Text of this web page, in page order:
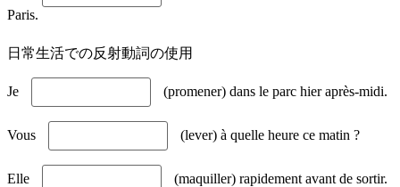
Paris.
日常生活での反射動詞の使用
Je (promener) dans le parc hier après-midi.
Vous (lever) à quelle heure ce matin ?
Elle (maquiller) rapidement avant de sortir.